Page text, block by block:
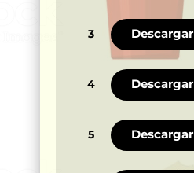
3 Descargar
4 Descargar
5 Descargar